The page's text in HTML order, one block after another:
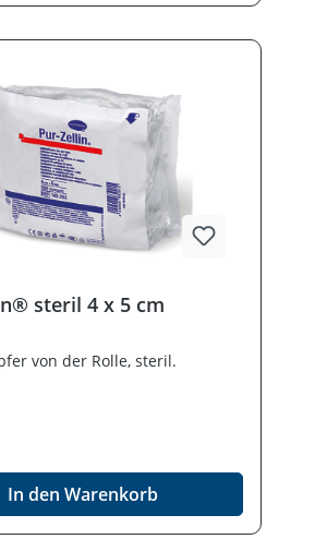
Hergestellt
Lösung für
Arbeitsabläufe – überall dort,
Hygiene zählt.
steril 4 x 5 cm
von der Rolle, steril.
In den Warenkorb